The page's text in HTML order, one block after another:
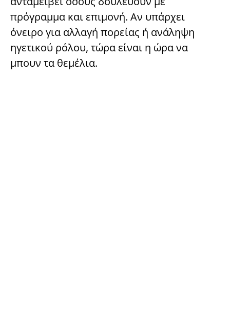
πρόγραμμα και επιμονή. Αν υπάρχει
όνειρο για αλλαγή πορείας ή ανάληψη
ηγετικού ρόλου, τώρα είναι η ώρα να
μπουν τα θεμέλια.